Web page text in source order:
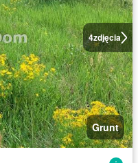
4zdjęcia
Grunt